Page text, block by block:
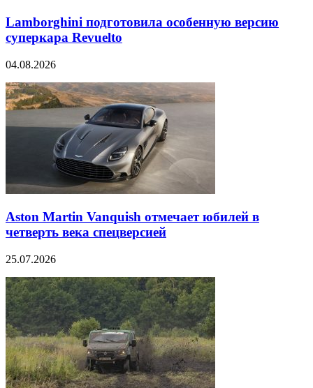
Lamborghini подготовила особенную версию
суперкара Revuelto
04.08.2026
Aston Martin Vanquish отмечает юбилей в
четверть века спецверсией
25.07.2026